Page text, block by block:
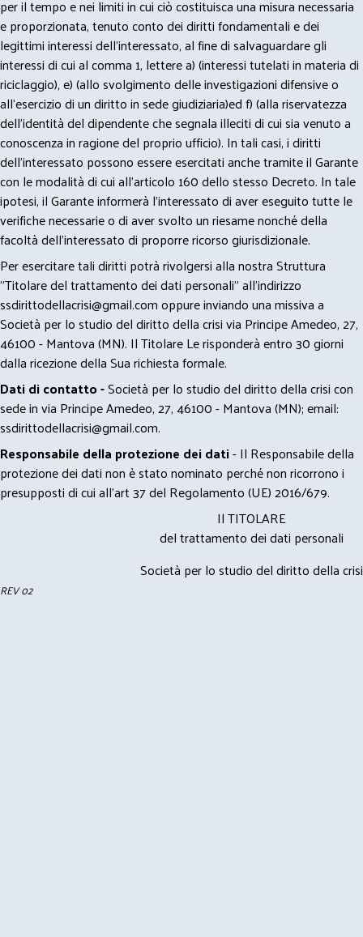
per il tempo e nei limiti in cui ciò costituisca una misura necessaria
e proporzionata, tenuto conto dei diritti fondamentali e dei
legittimi interessi dell’interessato, al fine di salvaguardare gli
interessi di cui al comma 1, lettere a) (interessi tutelati in materia di
riciclaggio), e) (allo svolgimento delle investigazioni difensive o
all’esercizio di un diritto in sede giudiziaria)ed f) (alla riservatezza
dell’identità del dipendente che segnala illeciti di cui sia venuto a
conoscenza in ragione del proprio ufficio). In tali casi, i diritti
dell’interessato possono essere esercitati anche tramite il Garante
con le modalità di cui all’articolo 160 dello stesso Decreto. In tale
ipotesi, il Garante informerà l’interessato di aver eseguito tutte le
verifiche necessarie o di aver svolto un riesame nonché della
facoltà dell’interessato di proporre ricorso giurisdizionale.
Per esercitare tali diritti potrà rivolgersi alla nostra Struttura
"Titolare del trattamento dei dati personali" all'indirizzo
ssdirittodellacrisi@gmail.comoppure inviando una missiva a
Società per lo studio del diritto della crisi via Principe Amedeo, 27,
46100 - Mantova (MN). Il Titolare Le risponderà entro 30 giorni
dalla ricezione della Sua richiesta formale.
Dati di contatto -Società per lo studio del diritto della crisi con
sede in via Principe Amedeo, 27, 46100 - Mantova (MN); email:
ssdirittodellacrisi@gmail.com.
Responsabile della protezione dei dati- Il Responsabile della
protezione dei dati non è stato nominato perché non ricorrono i
presupposti di cui all’art 37 del Regolamento (UE) 2016/679.
Il TITOLARE
del trattamento dei dati personali
Società per lo studio del diritto della crisi
REV 02